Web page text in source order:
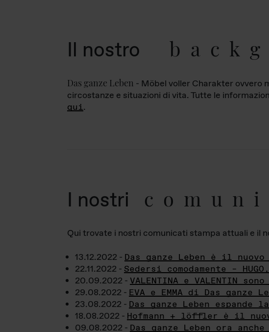
Il nostro
Das ganze Leben - Möbel voller Charakter ovvero
circostanze e situazioni di vita. Tutte le
qui.
I nostri
Qui trovate i nostri comunicati stampa attuali e il
13.12.2022 - Das ganze Leben è il
22.11.2022 - Sedersi comodamente –
20.09.2022 - VALENTINA e VALENTIN
29.08.2022 - EVA e EMMA di Das
23.08.2022 - Das ganze Leben
18.08.2022 - Hofmann + löffler è il
09.08.2022 - Das ganze Leben ora